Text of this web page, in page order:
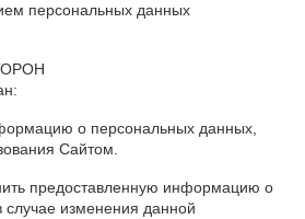
персональных данных
о персональных данных,
Сайтом.
предоставленную информацию о
изменения данной